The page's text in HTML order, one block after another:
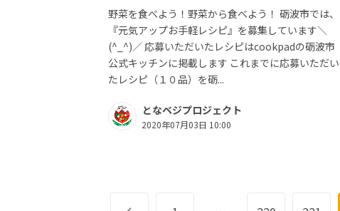
野菜を食べよう！野菜から食べよう！ 砺波市では、
『元気アップお手軽レシピ』を募集しています＼
(^_^)／ 応募いただいたレシピはcookpadの砺波市
公式キッチンに掲載します これまでに応募いただい
たレシピ（１０品）を砺...
となベジプロジェクト
2020年07月03日 10:00